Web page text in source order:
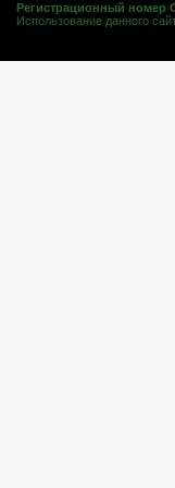
Регистрационный номер
Использование данного